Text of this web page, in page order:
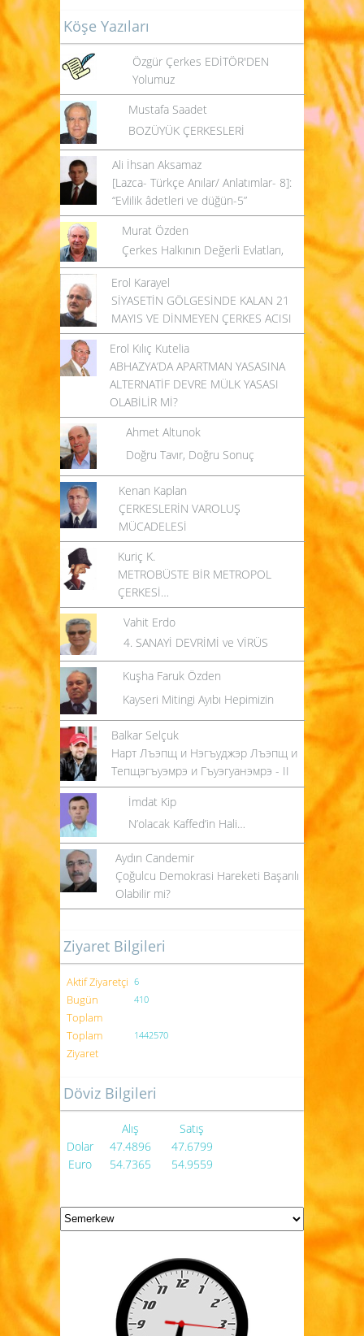
Köşe Yazıları
Özgür Çerkes EDİTÖR'DEN
Yolumuz
Mustafa Saadet
BOZÜYÜK ÇERKESLERİ
Ali İhsan Aksamaz
[Lazca- Türkçe Anılar/ Anlatımlar- 8]:
“Evlilik âdetleri ve düğün-5”
Murat Özden
Çerkes Halkının Değerli Evlatları,
Erol Karayel
SİYASETİN GÖLGESİNDE KALAN 21
MAYIS VE DİNMEYEN ÇERKES ACISI
Erol Kılıç Kutelia
ABHAZYA’DA APARTMAN YASASINA
ALTERNATİF DEVRE MÜLK YASASI
OLABİLİR Mİ?
Ahmet Altunok
Doğru Tavır, Doğru Sonuç
Kenan Kaplan
ÇERKESLERİN VAROLUŞ
MÜCADELESİ
Kuriç K.
METROBÜSTE BİR METROPOL
ÇERKESİ…
Vahit Erdo
4. SANAYİ DEVRİMİ ve VİRÜS
Kuşha Faruk Özden
Kayseri Mitingi Ayıbı Hepimizin
Balkar Selçuk
Нарт Лъэпщ и Нэгъуджэр Лъэпщ и
Тепщэгъуэмрэ и Гъуэгуанэмрэ - II
İmdat Kip
N’olacak Kaffed’in Hali…
Aydın Candemir
Çoğulcu Demokrasi Hareketi Başarılı
Olabilir mi?
Ziyaret Bilgileri
Aktif Ziyaretçi 6
Bugün
Toplam
410
Toplam
Ziyaret
1442570
Döviz Bilgileri
Alış
Satış
Dolar
47.4896
47.6799
Euro
54.7365 54.9559